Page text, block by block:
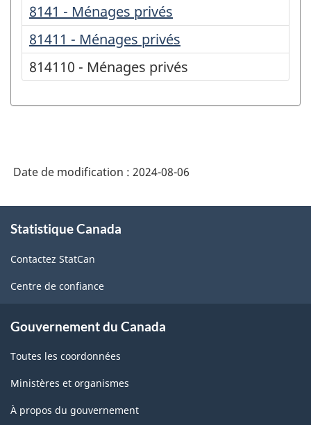
8141 - Ménages privés
81411 - Ménages privés
814110 - Ménages privés
Date de modification : 2024-08-06
propos
ce
site
Statistique Canada
Contactez StatCan
Centre de confiance
Gouvernement du Canada
Toutes les coordonnées
Ministères et organismes
À propos du gouvernement